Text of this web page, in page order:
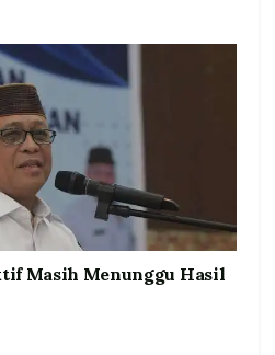
Masih Menunggu Hasil